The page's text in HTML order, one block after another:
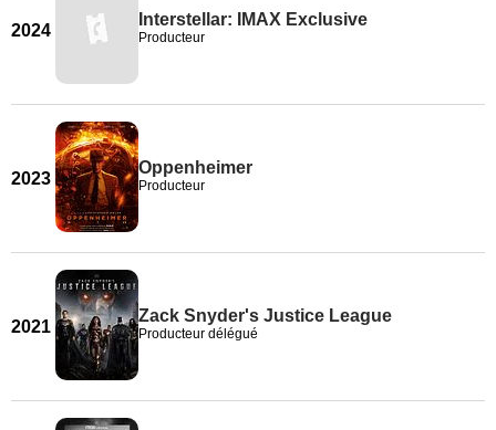
2024
Interstellar: IMAX Exclusive
Producteur
2023
Oppenheimer
Producteur
2021
Zack Snyder's Justice League
Producteur délégué